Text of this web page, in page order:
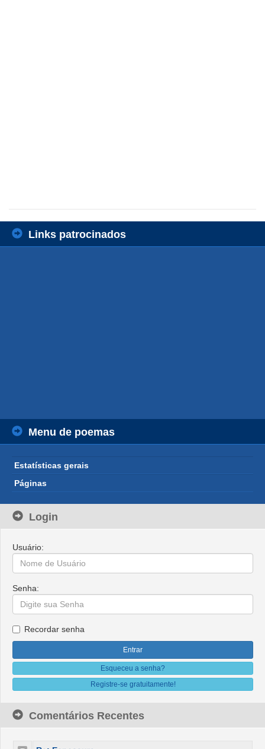
Links patrocinados
Menu de poemas
Estatísticas gerais
Páginas
Login
Usuário:
Senha:
Recordar senha
Esqueceu a senha?
Registre-se gratuitamente!
Comentários Recentes